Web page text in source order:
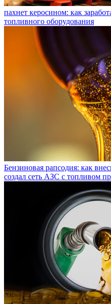
пахнет керосином: как
топливного оборудования
Бензиновая рапсодия: как
создал сеть АЗС с топливом